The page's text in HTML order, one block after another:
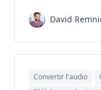
David
Convertir l'audio